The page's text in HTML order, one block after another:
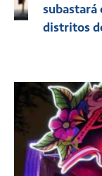
subastará
distritos